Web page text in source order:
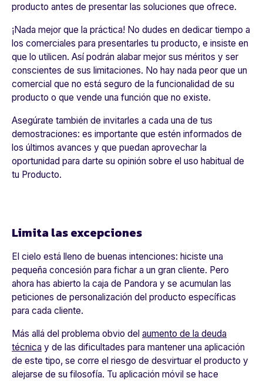
producto antes de presentar las soluciones que ofrece.
¡Nada mejor que la práctica! No dudes en dedicar tiempo a
los comerciales para presentarles tu producto, e insiste en
que lo utilicen. Así podrán alabar mejor sus méritos y ser
conscientes de sus limitaciones. No hay nada peor que un
comercial que no está seguro de la funcionalidad de su
producto o que vende una función que no existe.
Asegúrate también de invitarles a cada una de tus
demostraciones: es importante que estén informados de
los últimos avances y que puedan aprovechar la
oportunidad para darte su opinión sobre el uso habitual de
tu Producto.
Limita las excepciones
El cielo está lleno de buenas intenciones: hiciste una
pequeña concesión para fichar a un gran cliente. Pero
ahora has abierto la caja de Pandora y se acumulan las
peticiones de personalización del producto específicas
para cada cliente.
Más allá del problema obvio del aumento de la deuda
técnica y de las dificultades para mantener una aplicación
de este tipo, se corre el riesgo de desvirtuar el producto y
alejarse de su filosofía. Tu aplicación móvil se hace